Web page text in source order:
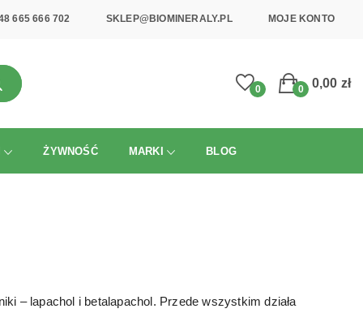
665 666 702 SKLEP@BIOMINERALY.PL MOJE KONTO
0 0,00 zł
0
ŻYWNOŚĆ MARKI BLOG
– lapachol i betalapachol. Przede wszystkim działa